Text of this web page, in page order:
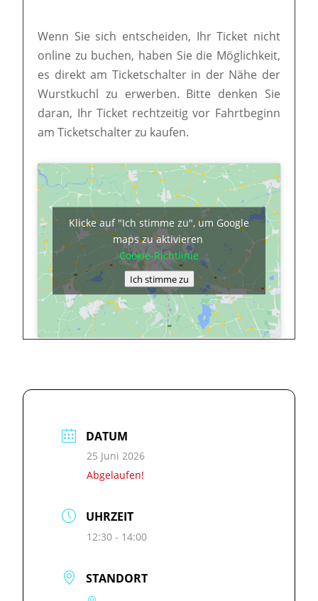
Wenn Sie sich entscheiden, Ihr Ticket nicht
online zu buchen, haben Sie die Möglichkeit,
es direkt am Ticketschalter in der Nähe der
Wurstkuchl zu erwerben. Bitte denken Sie
daran, Ihr Ticket rechtzeitig vor Fahrtbeginn
am Ticketschalter zu kaufen.
Klicke auf "Ich stimme zu", um Google
maps zu aktivieren
Cookie-Richtlinie
Ich stimme zu
DATUM
25 Juni 2026
Abgelaufen!
UHRZEIT
12:30 - 14:00
STANDORT